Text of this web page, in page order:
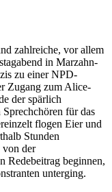
zahlreiche, vor allem
in Marzahn-
zu einer NPD-
Zugang zum Alice-
der spärlich
für das
flogen Eier und
Stunden
von der
Redebeitrag beginnen,
unterging.